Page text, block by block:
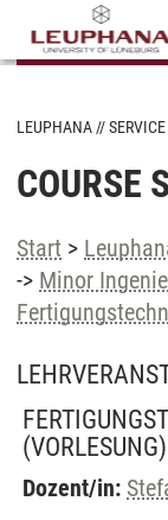
LEUPHANA SERVICE
COURSE
Start >
-> Minor
(VORLESUNG)
Dozent/in: